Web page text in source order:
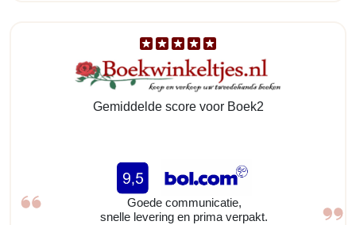
Gemiddelde score voor Boek2
Goede communicatie,
snelle levering en prima verpakt.